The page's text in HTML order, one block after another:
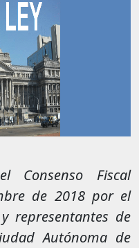
Consenso Fiscal
de 2018 por el
representantes de
Autónoma de